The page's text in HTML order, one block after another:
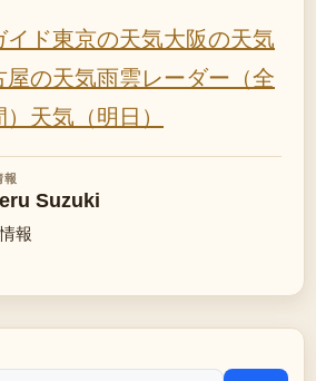
イド東京の天気大阪の天気
屋の天気雨雲レーダー（全
天気（明日）
報
Suzuki
報